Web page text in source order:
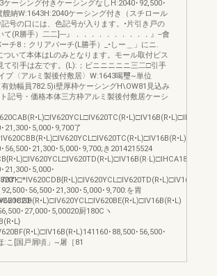
･
･
ケーシング付きケーシングなしH:2040･92,500･
艘納W:1643H:2040ケーシング付き（スチロール
号の口には、色記号が入ります。•片引き戸の
て(R勝手）二二]---』．．．．．．．．．．』--會
チ8：クリアバーチ(L勝手）_•しー＿」にニ.
ついて本体はLのみとなります。モール取付ビス
て引手は左です。(L):；ビニニニニニ三二□引手
プ〈アルミ製後付敷居〉W:1643喝璽~単位
効幅員782.5)i壁厚枠ケーシングH\OW81見込み
記号・価格本体三方枠アルミ製後付敷居ケーシ
21,300･5,000･9,700了
56,500･21,300･5,000･9,700;き2014215524
･
21,300･5,000･
・
･56,500･21,300･5,000･9,700:を胃
･27,000･5,00020厨180Cヽ
･88,500･56,500･
:こ[国戸屑頃」~屠［81